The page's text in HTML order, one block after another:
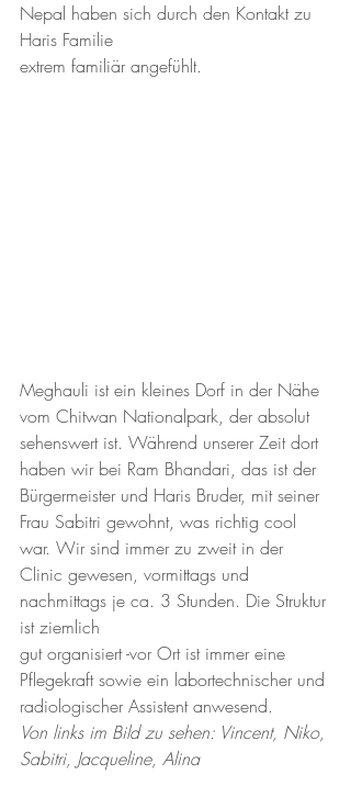
Nepal haben sich durch den Kontakt zu
Haris Familie
extrem familiär angefühlt.
Meghauli ist ein kleines Dorf in der Nähe
vom Chitwan Nationalpark, der absolut
sehenswert ist. Während unserer Zeit dort
haben wir bei Ram Bhandari, das ist der
Bürgermeister und Haris Bruder, mit seiner
Frau Sabitri gewohnt, was richtig cool
war. Wir sind immer zu zweit in der
Clinic gewesen, vormittags und
nachmittags je ca. 3 Stunden. Die Struktur
ist ziemlich
gut organisiert -vor Ort ist immer eine
Pflegekraft sowie ein labortechnischer und
radiologischer Assistent anwesend.
Von links im Bild zu sehen: Vincent, Niko,
Sabitri, Jacqueline, Alina